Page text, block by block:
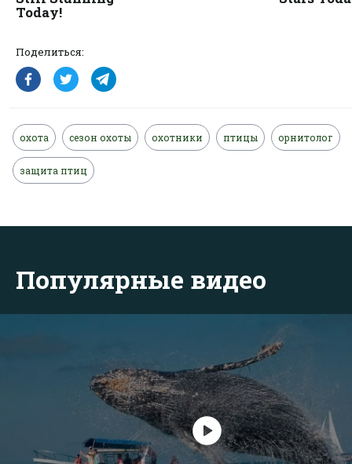
Поделиться:
охота сезон охоты охотники птицы орнитолог
защита птиц
Популярные видео